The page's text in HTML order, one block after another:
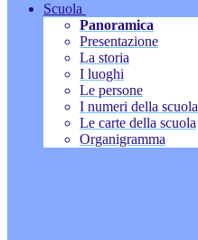
Scuola
Panoramica
Presentazione
La storia
I luoghi
Le persone
I numeri della scuola
Le carte della scuola
Organigramma